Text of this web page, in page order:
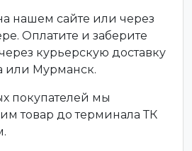
нашем сайте или через
Оплатите и заберите
курьерскую доставку
или Мурманск.
покупателей мы
товар до терминала ТК